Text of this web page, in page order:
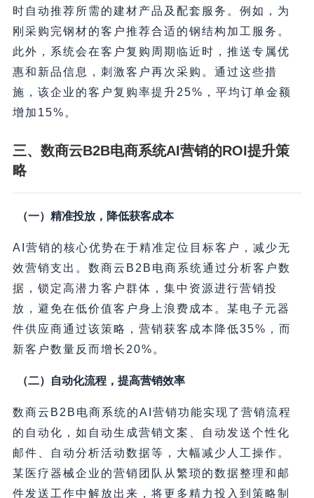
时自动推荐所需的建材产品及配套服务。例如，为
刚采购完钢材的客户推荐合适的钢结构加工服务。
此外，系统会在客户复购周期临近时，推送专属优
惠和新品信息，刺激客户再次采购。通过这些措
施，该企业的客户复购率提升25%，平均订单金额
增加15%。
三、数商云B2B电商系统AI营销的ROI提升策
略
（一）精准投放，降低获客成本
AI营销的核心优势在于精准定位目标客户，减少无
效营销支出。数商云B2B电商系统通过分析客户数
据，锁定高潜力客户群体，集中资源进行营销投
放，避免在低价值客户身上浪费成本。某电子元器
件供应商通过该策略，营销获客成本降低35%，而
新客户数量反而增长20%。
（二）自动化流程，提高营销效率
数商云B2B电商系统的AI营销功能实现了营销流程
的自动化，如自动生成营销文案、自动发送个性化
邮件、自动分析活动数据等，大幅减少人工操作。
某医疗器械企业的营销团队从繁琐的数据整理和邮
件发送工作中解放出来，将更多精力投入到策略制